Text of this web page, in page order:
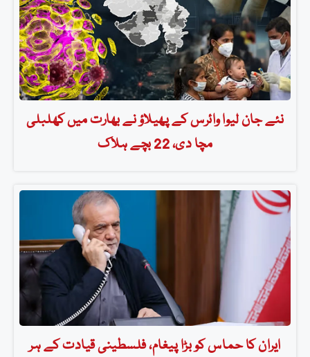
نئے جان لیوا وائرس کے پھیلاؤ نے بھارت میں کھلبلی
مچا دی، 22 بچے ہلاک
ایران کا حماس کو بڑا پیغام، فلسطینی قیادت کے ہر